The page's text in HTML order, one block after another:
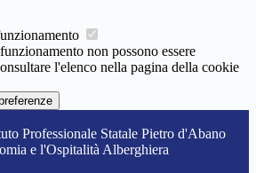
non possono essere
l'elenco nella pagina della cookie
Professionale Statale Pietro d'Abano
e l'Ospitalità Alberghiera